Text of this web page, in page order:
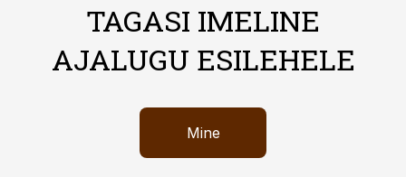
TAGASI IMELINE
AJALUGU ESILEHELE
Mine